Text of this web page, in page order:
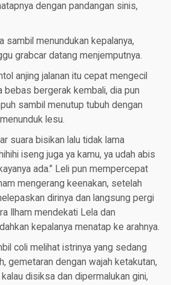
dengan pandangan sinis,
sambil menundukan kepalanya,
grabcar datang menjemputnya.
anjing jalanan itu cepat mengecil
bebas bergerak kembali, dia pun
sambil menutup tubuh dengan
lesu.
suara bisikan lalu tidak lama
iseng juga ya kamu, ya udah abis
ada.” Leli pun mempercepat
mengerang keenakan, setelah
dirinya dan langsung pergi
Ilham mendekati Lela dan
kepalanya menatap ke arahnya.
coli melihat istrinya yang sedang
gemetaran dengan wajah ketakutan,
disiksa dan dipermalukan gini,